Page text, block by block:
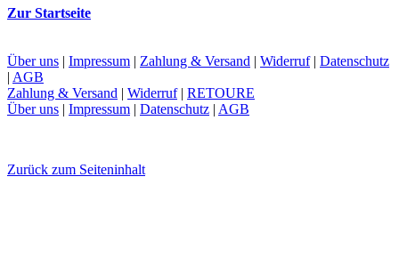
Zur Startseite
Über uns | Impressum | Zahlung & Versand | Widerruf| Datenschutz
| AGB
Zahlung & Versand | Widerruf | RETOURE
Über uns | Impressum | Datenschutz | AGB
Zurück zum Seiteninhalt